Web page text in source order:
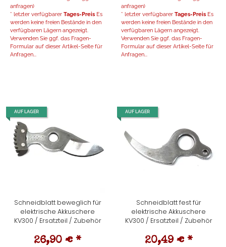
anfragen)
* letzter verfügbarer Tages-Preis Es
werden keine freien Bestände in den
verfügbaren Lägern angezeigt.
Verwenden Sie ggf. das Fragen-
Formular auf dieser Artikel-Seite für
Anfragen...
anfragen)
* letzter verfügbarer Tages-Preis Es
werden keine freien Bestände in den
verfügbaren Lägern angezeigt.
Verwenden Sie ggf. das Fragen-
Formular auf dieser Artikel-Seite für
Anfragen...
AUF LAGER
Schneidblatt beweglich für
elektrische Akkuschere
KV300 / Ersatzteil / Zubehör
26,90 € *
AUF LAGER
Schneidblatt fest für
elektrische Akkuschere
KV300 / Ersatzteil / Zubehör
20,49 € *